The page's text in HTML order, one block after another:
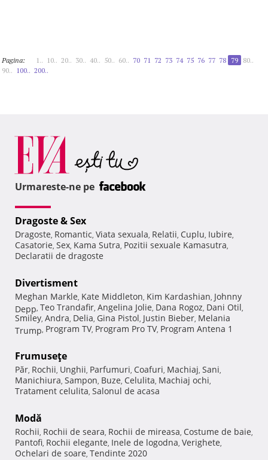
Pagina: 1.. 10.. 20.. 30.. 40.. 50.. 60.. 70 71 72 73 74 75 76 77 78 79 80..
90.. 100.. 200..
Urmareste-ne pe
Dragoste & Sex
Dragoste, Romantic, Viata sexuala, Relatii, Cuplu, Iubire,
Casatorie, Sex, Kama Sutra, Pozitii sexuale Kamasutra,
Declaratii de dragoste
Divertisment
Meghan Markle, Kate Middleton, Kim Kardashian, Johnny
Depp, Teo Trandafir, Angelina Jolie, Dana Rogoz, Dani Otil,
Smiley, Andra, Delia, Gina Pistol, Justin Bieber, Melania
Trump, Program TV, Program Pro TV, Program Antena 1
Frumuseţe
Păr, Rochii, Unghii, Parfumuri, Coafuri, Machiaj, Sani,
Manichiura, Sampon, Buze, Celulita, Machiaj ochi,
Tratament celulita, Salonul de acasa
Modă
Rochii, Rochii de seara, Rochii de mireasa, Costume de baie,
Pantofi, Rochii elegante, Inele de logodna, Verighete,
Ochelari de soare, Tendinte 2020